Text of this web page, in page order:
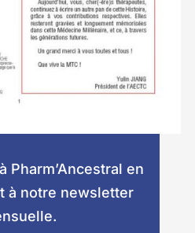
Pharm’Ancestral en
à notre newsletter